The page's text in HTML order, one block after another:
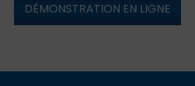
DÉMONSTRATION EN LIGNE